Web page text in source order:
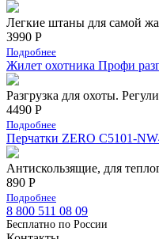
Легкие штаны для самой
3990 Р
Подробнее
Жилет охотника Профи
Разгрузка для охоты.
4490 Р
Подробнее
Перчатки ZERO C5101-
Антискользящие, для
890 Р
Подробнее
8 800 511 08 09
Бесплатно по Роcсии